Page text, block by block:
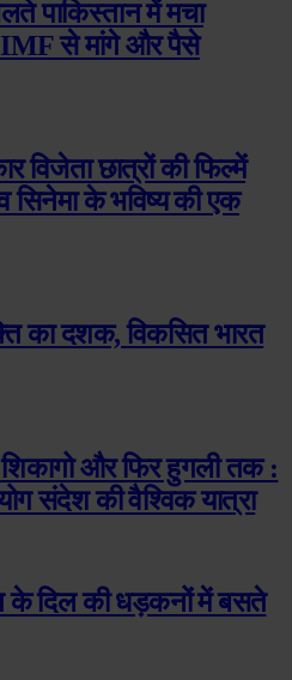
पाकिस्तान में मचा
IMF से मांगे और पैसे
विजेता छात्रों की फिल्में
के भविष्य की एक
का दशक, विकसित भारत
और फिर हुगली तक :
संदेश की वैश्विक यात्रा
के दिल की धड़कनों में बसते